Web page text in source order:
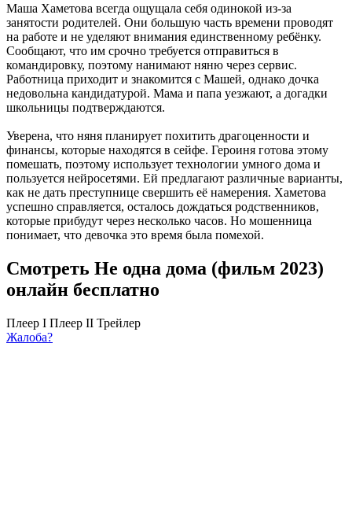
Маша Хаметова всегда ощущала себя одинокой из-за
занятости родителей. Они большую часть времени проводят
на работе и не уделяют внимания единственному ребёнку.
Сообщают, что им срочно требуется отправиться в
командировку, поэтому нанимают няню через сервис.
Работница приходит и знакомится с Машей, однако дочка
недовольна кандидатурой. Мама и папа уезжают, а догадки
школьницы подтверждаются.
Уверена, что няня планирует похитить драгоценности и
финансы, которые находятся в сейфе. Героиня готова этому
помешать, поэтому использует технологии умного дома и
пользуется нейросетями. Ей предлагают различные варианты,
как не дать преступнице свершить её намерения. Хаметова
успешно справляется, осталось дождаться родственников,
которые прибудут через несколько часов. Но мошенница
понимает, что девочка это время была помехой.
Смотреть Не одна дома (фильм 2023)
онлайн бесплатно
Плеер I Плеер II Трейлер
Жалоба?